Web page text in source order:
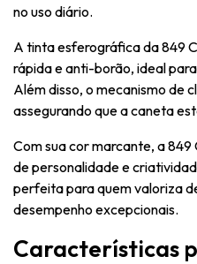
no uso diário.
A tinta esferográfica da 849
rápida e anti-borão, ideal
Além disso, o mecanismo de
assegurando que a caneta
Com sua cor marcante, a
de personalidade e
perfeita para quem valoriza
desempenho excepcionais.
Características